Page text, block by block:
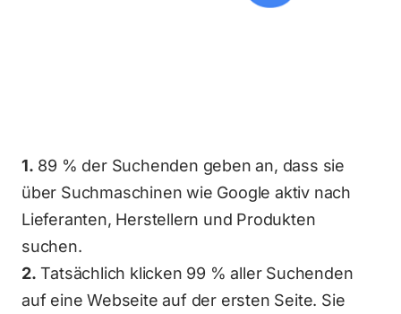
1. 89 % der Suchenden geben an, dass sie
über Suchmaschinen wie Google aktiv nach
Lieferanten, Herstellern und Produkten
suchen.
2. Tatsächlich klicken 99 % aller Suchenden
auf eine Webseite auf der ersten Seite. Sie